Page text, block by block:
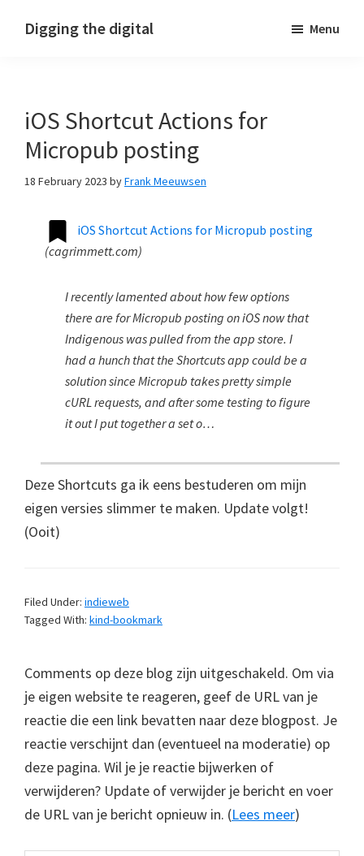
Digging the digital Menu
iOS Shortcut Actions for
Micropub posting
18 February 2023 byFrank Meeuwsen
iOS Shortcut Actions for Micropub posting
(cagrimmett.com)
I recently lamented about how few options
there are for Micropub posting on iOS now that
Indigenous was pulled from the app store. I
had a hunch that the Shortcuts app could be a
solution since Micropub takes pretty simple
cURL requests, and after some testing to figure
it out I put together a set o…
Deze Shortcuts ga ik eens bestuderen om mijn
eigen versies slimmer te maken. Update volgt!
(Ooit)
Filed Under: indieweb
Tagged With: kind-bookmark
Comments op deze blog zijn uitgeschakeld. Om via
je eigen website te reageren, geef de URL van je
reactie die een link bevatten naar deze blogpost. Je
reactie verschijnt dan (eventueel na moderatie) op
deze pagina. Wil je je reactie bijwerken of
verwijderen? Update of verwijder je bericht en voer
de URL van je bericht opnieuw in. (Lees meer)